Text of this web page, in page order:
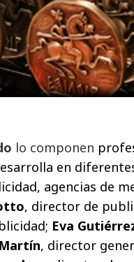
lo componen
en
agencias de
, director de
Eva
, director